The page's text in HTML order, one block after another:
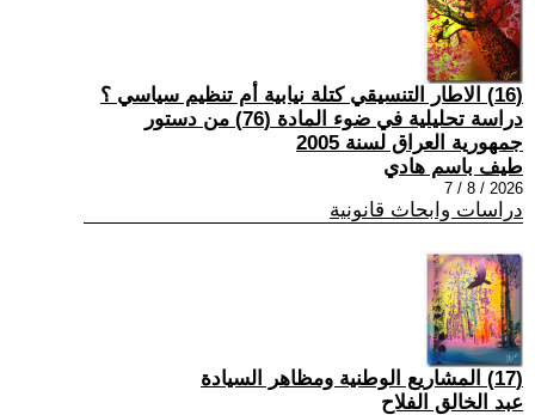
(16) الاطار التنسيقي كتلة نيابية أم تنظيم سياسي ؟
دراسة تحليلية في ضوء المادة (76) من دستور
جمهورية العراق لسنة 2005
طيف باسم هادي
2026 / 8 / 7
دراسات وابحاث قانونية
(17) المشاريع الوطنية ومظاهر السيادة
عبد الخالق الفلاح